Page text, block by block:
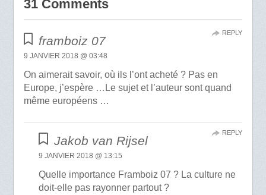
31 Comments
framboiz 07
9 JANVIER 2018 @ 03:48
On aimerait savoir, où ils l’ont acheté ? Pas en
Europe, j’espère …Le sujet et l’auteur sont quand
même européens …
REPLY
Jakob van Rijsel
9 JANVIER 2018 @ 13:15
Quelle importance Framboiz 07 ? La culture ne
doit-elle pas rayonner partout ?
REPLY